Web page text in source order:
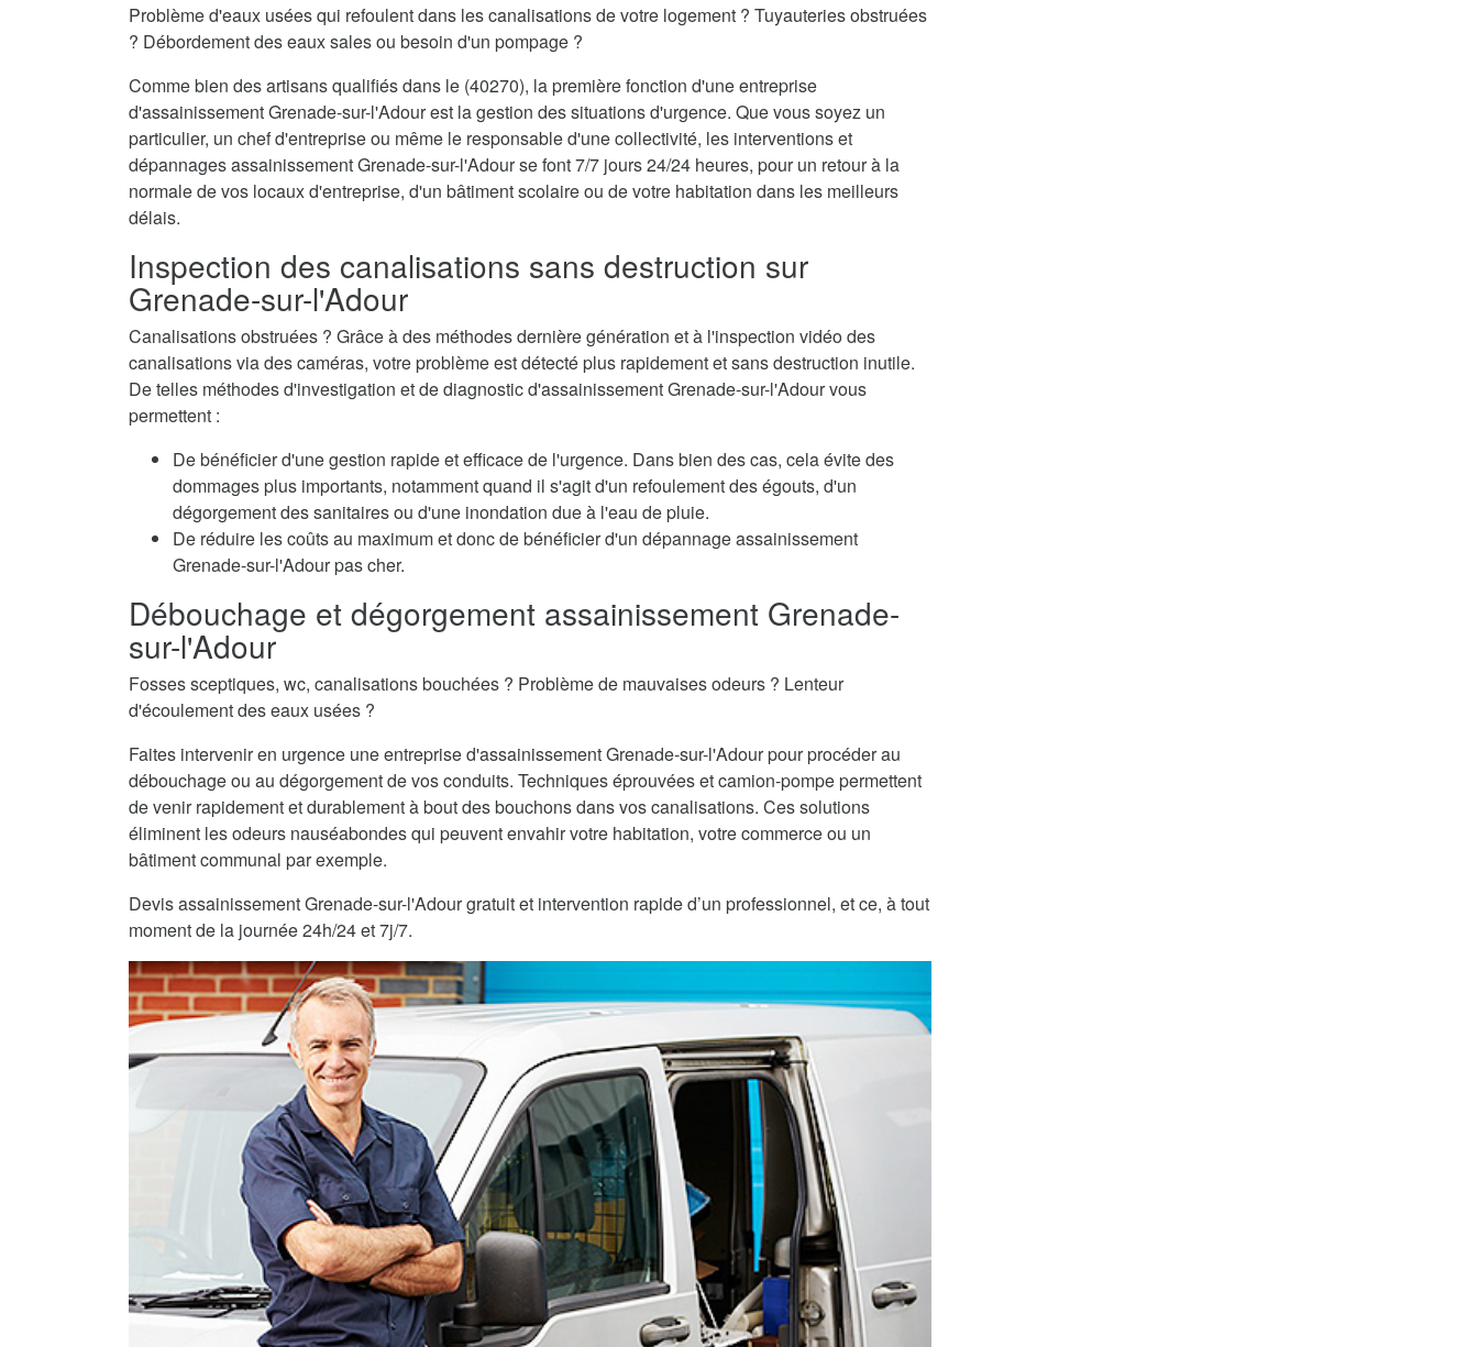
Problème d'eaux usées qui refoulent dans les canalisations de votre logement ? Tuyauteries obstruées
? Débordement des eaux sales ou besoin d'un pompage ?
Comme bien des artisans qualifiés dans le (40270), la première fonction d'une entreprise
d'assainissement Grenade-sur-l'Adour est la gestion des situations d'urgence. Que vous soyez un
particulier, un chef d'entreprise ou même le responsable d'une collectivité, les interventions et
dépannages assainissement Grenade-sur-l'Adour se font 7/7 jours 24/24 heures, pour un retour à la
normale de vos locaux d'entreprise, d'un bâtiment scolaire ou de votre habitation dans les meilleurs
délais.
Inspection des canalisations sans destruction sur
Grenade-sur-l'Adour
Canalisations obstruées ? Grâce à des méthodes dernière génération et à l'inspection vidéo des
canalisations via des caméras, votre problème est détecté plus rapidement et sans destruction inutile.
De telles méthodes d'investigation et de diagnostic d'assainissement Grenade-sur-l'Adour vous
permettent :
De bénéficier d'une gestion rapide et efficace de l'urgence. Dans bien des cas, cela évite des
dommages plus importants, notamment quand il s'agit d'un refoulement des égouts, d'un
dégorgement des sanitaires ou d'une inondation due à l'eau de pluie.
De réduire les coûts au maximum et donc de bénéficier d'un dépannage assainissement
Grenade-sur-l'Adour pas cher.
Débouchage et dégorgement assainissement Grenade-
sur-l'Adour
Fosses sceptiques, wc, canalisations bouchées ? Problème de mauvaises odeurs ? Lenteur
d'écoulement des eaux usées ?
Faites intervenir en urgence une entreprise d'assainissement Grenade-sur-l'Adour pour procéder au
débouchage ou au dégorgement de vos conduits. Techniques éprouvées et camion-pompe permettent
de venir rapidement et durablement à bout des bouchons dans vos canalisations. Ces solutions
éliminent les odeurs nauséabondes qui peuvent envahir votre habitation, votre commerce ou un
bâtiment communal par exemple.
Devis assainissement Grenade-sur-l'Adour gratuit et intervention rapide d’un professionnel, et ce, à tout
moment de la journée 24h/24 et 7j/7.